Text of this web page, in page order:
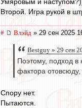
Второй. Игра рукой в
# Влэйд » 29 сен 2025
Bestguy » 29 сен
Поэтому, подход в
фактора
Спору нет.
Пытаются.